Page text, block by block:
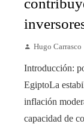
Hugo Carrasco
Introducción:
EgiptoLa
inflación
capacidad de